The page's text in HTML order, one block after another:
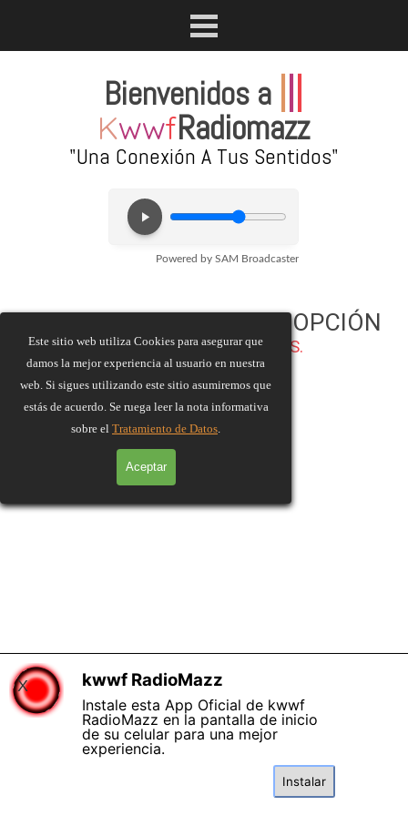
Este sitio web utiliza Cookies para asegurar que
damos la mejor experiencia al usuario en nuestra
web. Si sigues utilizando este sitio asumiremos que
estás de acuerdo. Se ruega leer la nota informativa
sobre el Tratamiento de Datos.
Aceptar
Bienvenidos a
KwwfRadiomazz
"Una Conexión A Tus Sentidos"
LA RADIO ES TU MEJOR OPCIÓN
ESTÉS EN DONDE ESTÉS.
kwwf RadioMazz
Instale esta App Oficial de kwwf
RadioMazz en la pantalla de inicio
de su celular para una mejor
experiencia.
Instalar
X